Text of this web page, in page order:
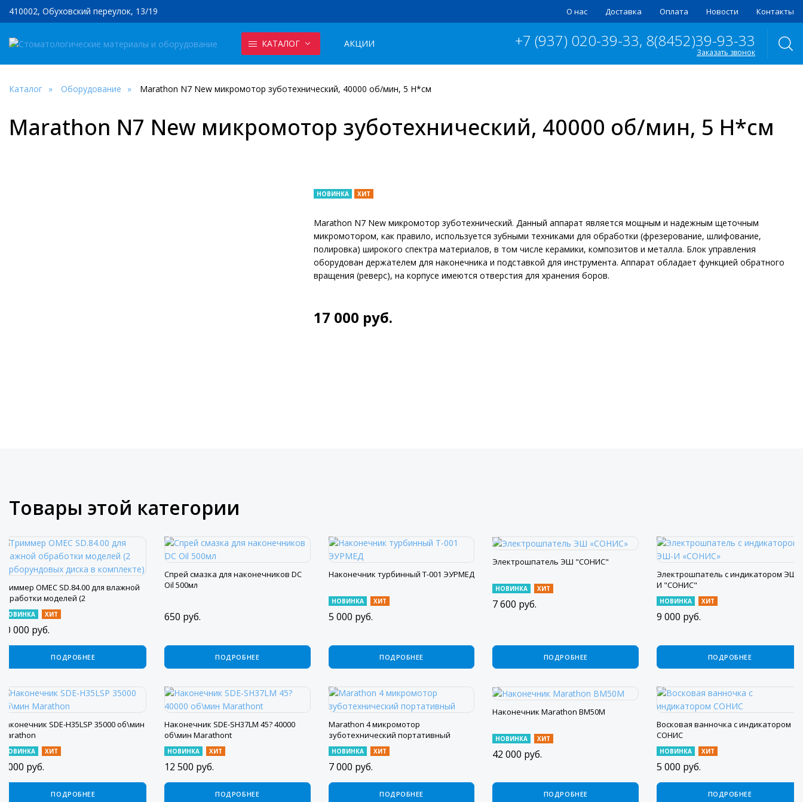
410002, Обуховский переулок, 13/19 О нас Доставка Оплата Новости Контакты
КАТАЛОГ АКЦИИ +7 (937) 020-39-33, 8(8452)39-93-33
Заказать звонок
Каталог Оборудование Marathon N7 New микромотор зуботехнический, 40000 об/мин, 5 Н*см
Marathon N7 New микромотор зуботехнический, 40000 об/мин, 5 Н*см
НОВИНКА ХИТ
Marathon N7 New микромотор зуботехнический. Данный аппарат является мощным и надежным щеточным
микромотором, как правило, используется зубными техниками для обработки (фрезерование, шлифование,
полировка) широкого спектра материалов, в том числе керамики, композитов и металла. Блок управления
оборудован держателем для наконечника и подставкой для инструмента. Аппарат обладает функцией обратного
вращения (реверс), на корпусе имеются отверстия для хранения боров.
17 000 руб.
Товары этой категории
Триммер OMEC SD.84.00 для влажной
обработки моделей (2
карборундовых диска в комплекте)
НОВИНКА ХИТ
90 000 руб.
ПОДРОБНЕЕ
Спрей смазка для наконечников DC
Oil 500мл
650 руб.
ПОДРОБНЕЕ
Наконечник турбинный Т-001 ЭУРМЕД
НОВИНКА ХИТ
5 000 руб.
ПОДРОБНЕЕ
Электрошпатель ЭШ "СОНИС"
НОВИНКА ХИТ
7 600 руб.
ПОДРОБНЕЕ
Электрошпатель с индикатором ЭШ-
И "СОНИС"
НОВИНКА ХИТ
9 000 руб.
ПОДРОБНЕЕ
Наконечник SDE-H35LSP 35000 об\мин
Marathon
НОВИНКА ХИТ
8 000 руб.
ПОДРОБНЕЕ
Наконечник SDE-SH37LM 45? 40000
об\мин Marathont
НОВИНКА ХИТ
12 500 руб.
ПОДРОБНЕЕ
Marathon 4 микромотор
зуботехнический портативный
НОВИНКА ХИТ
7 000 руб.
ПОДРОБНЕЕ
Наконечник Marathon BM50M
НОВИНКА ХИТ
42 000 руб.
ПОДРОБНЕЕ
Восковая ванночка с индикатором
СОНИС
НОВИНКА ХИТ
5 000 руб.
ПОДРОБНЕЕ